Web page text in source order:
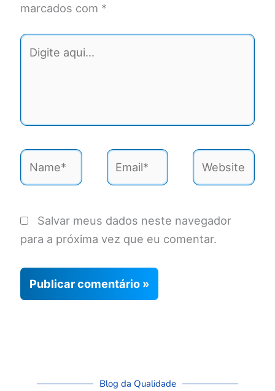
marcados com *
Digite
aqui...
Name* Email* Website
Salvar meus dados neste navegador
para a próxima vez que eu comentar.
Blog da Qualidade